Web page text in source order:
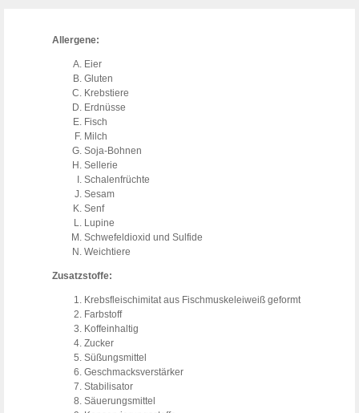
Allergene:
Eier
Gluten
Krebstiere
Erdnüsse
Fisch
Milch
Soja-Bohnen
Sellerie
Schalenfrüchte
Sesam
Senf
Lupine
Schwefeldioxid und Sulfide
Weichtiere
Zusatzstoffe:
Krebsfleischimitat aus Fischmuskeleiweiß geformt
Farbstoff
Koffeinhaltig
Zucker
Süßungsmittel
Geschmacksverstärker
Stabilisator
Säuerungsmittel